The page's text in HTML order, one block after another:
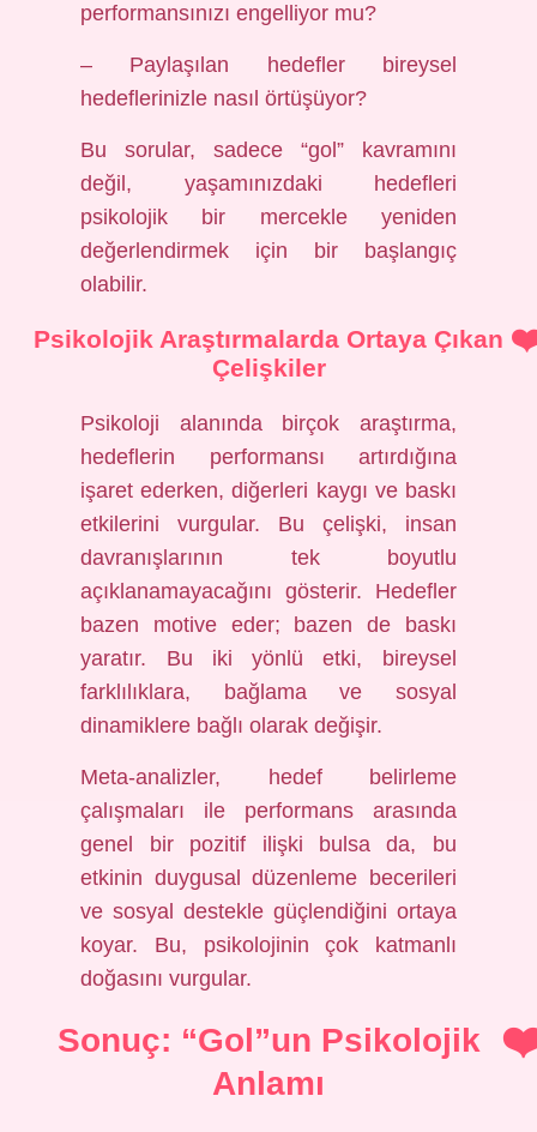
performansınızı engelliyor mu?
– Paylaşılan hedefler bireysel
hedeflerinizle nasıl örtüşüyor?
Bu sorular, sadece “gol” kavramını
değil, yaşamınızdaki hedefleri
psikolojik bir mercekle yeniden
değerlendirmek için bir başlangıç
olabilir.
Psikolojik Araştırmalarda Ortaya Çıkan
Çelişkiler
Psikoloji alanında birçok araştırma,
hedeflerin performansı artırdığına
işaret ederken, diğerleri kaygı ve baskı
etkilerini vurgular. Bu çelişki, insan
davranışlarının tek boyutlu
açıklanamayacağını gösterir. Hedefler
bazen motive eder; bazen de baskı
yaratır. Bu iki yönlü etki, bireysel
farklılıklara, bağlama ve sosyal
dinamiklere bağlı olarak değişir.
Meta-analizler, hedef belirleme
çalışmaları ile performans arasında
genel bir pozitif ilişki bulsa da, bu
etkinin duygusal düzenleme becerileri
ve sosyal destekle güçlendiğini ortaya
koyar. Bu, psikolojinin çok katmanlı
doğasını vurgular.
Sonuç: “Gol”un Psikolojik
Anlamı